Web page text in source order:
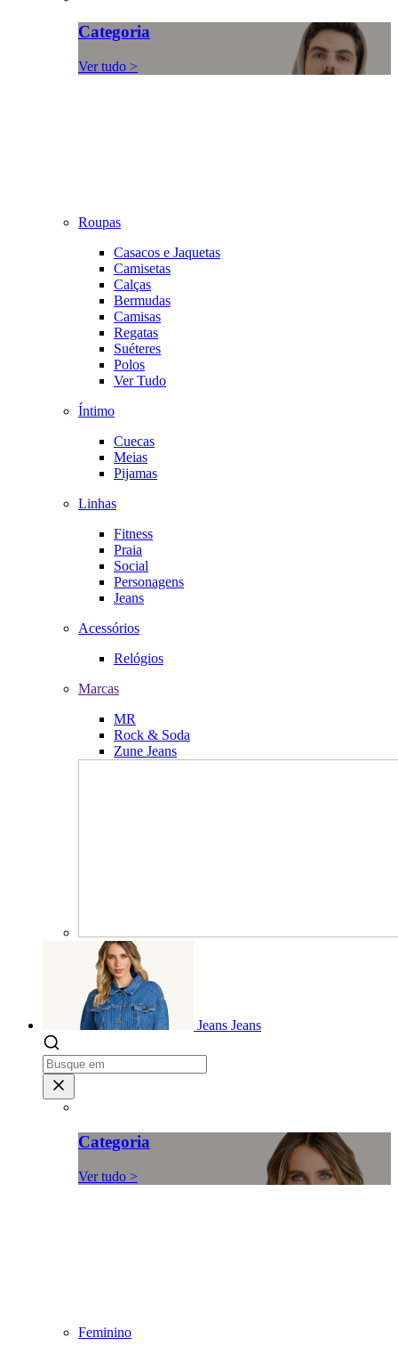
Categoria
Ver tudo >
Roupas
Casacos e Jaquetas
Camisetas
Calças
Bermudas
Camisas
Regatas
Suéteres
Polos
Ver Tudo
Íntimo
Cuecas
Meias
Pijamas
Linhas
Fitness
Praia
Social
Personagens
Jeans
Acessórios
Relógios
Marcas
MR
Rock & Soda
Zune Jeans
Jeans Jeans
Categoria
Ver tudo >
Feminino